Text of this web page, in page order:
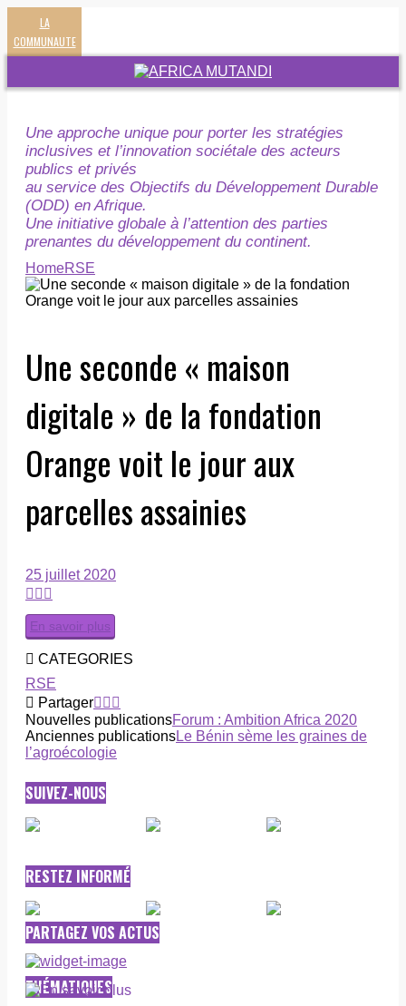
LA
COMMUNAUTE
Une approche unique pour porter les stratégies
inclusives et l’innovation sociétale des acteurs
publics et privés
au service des Objectifs du Développement Durable
(ODD) en Afrique.
Une initiative globale à l’attention des parties
prenantes du développement du continent.
HomeRSE
Une seconde « maison
digitale » de la fondation
Orange voit le jour aux
parcelles assainies
25 juillet 2020
En savoir plus
CATEGORIES
RSE
Partager
Nouvelles publicationsForum : Ambition Africa 2020
Anciennes publicationsLe Bénin sème les graines de
l’agroécologie
SUIVEZ-NOUS
RESTEZ INFORMÉ
PARTAGEZ VOS ACTUS
THÉMATIQUES